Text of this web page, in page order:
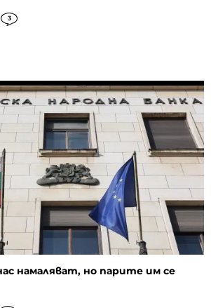
3
намаляват, но парите им се